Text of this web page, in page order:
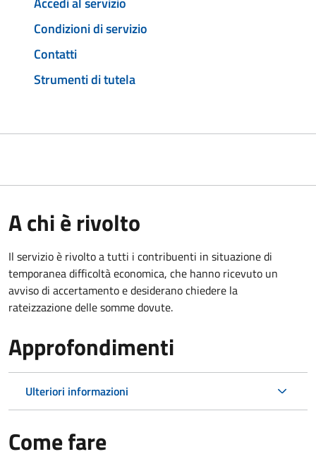
Condizioni di servizio
Contatti
Strumenti di tutela
A chi è rivolto
Il servizio è rivolto a tutti i contribuenti in situazione di
temporanea difficoltà economica, che hanno ricevuto un
avviso di accertamento e desiderano chiedere la
rateizzazione delle somme dovute.
Approfondimenti
Ulteriori informazioni
Come fare